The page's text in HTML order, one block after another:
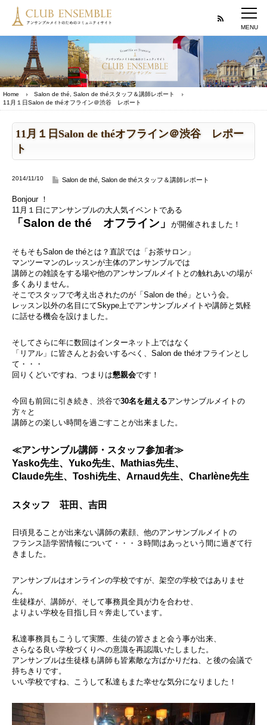
Home Salon de thé
Salon de théスタッフ＆講師レポート
11月１日Salon de théオフライン＠渋谷 レポート
11月１日Salon de théオフライン＠渋谷 レポー
ト
2014/11/10 Salon de thé Salon de théスタッフ＆講師レポート
Bonjour ！
11月１日にアンサンブルの大人気イベントである
「Salon de thé オフライン」 が開催されました！
そもそもSalon de théとは？直訳では「お茶サロン」
マンツーマンのレッスンが主体のアンサンブルでは
講師との雑談をする場や他のアンサンブルメイトとの触れあいの場が
多くありません。
そこでスタッフで考え出されたのが「Salon de thé」という会。
レッスン以外の名目にてSkype上でアンサンブルメイトや講師と気軽
に話せる機会を設けました。
そしてさらに年に数回はインターネット上ではなく
「リアル」に皆さんとお会いするべく、Salon de théオフラインとし
て・・・
回りくどいですね、つまりは懇親会です！
今回も前回に引き続き、渋谷で30名を超えるアンサンブルメイトの
方々と
講師との楽しい時間を過ごすことが出来ました。
≪アンサンブル講師・スタッフ参加者≫
Yasko先生、Yuko先生、Mathias先生、
Claude先生、 Toshi先生、Arnaud先生、Charlène先生
スタッフ 荘田、吉田
日頃見ることが出来ない講師の素顔、他のアンサンブルメイトの
フランス語学習情報について・・・３時間はあっという間に過ぎて行
きました。
アンサンブルはオンラインの学校ですが、架空の学校ではありませ
ん。
生徒様が、講師が、そして事務員全員が力を合わせ、
よりよい学校を目指し日々奔走しています。
私達事務員もこうして実際、生徒の皆さまと会う事が出来、
さらなる良い学校づくりへの意識を再認識いたしました。
アンサンブルは生徒様も講師も皆素敵な方ばかりだね、と後の会議で
持ちきりです。
いい学校ですね、こうして私達もまた幸せな気分になりました！